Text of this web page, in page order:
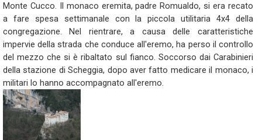
Monte Cucco. Il monaco eremita, padre Romualdo, si era recato
a fare spesa settimanale con la piccola utilitaria 4x4 della
congregazione. Nel rientrare, a causa delle caratteristiche
impervie della strada che conduce all'eremo, ha perso il controllo
del mezzo che si è ribaltato sul fianco. Soccorso dai Carabinieri
della stazione di Scheggia, dopo aver fatto medicare il monaco, i
militari lo hanno accompagnato all'eremo.